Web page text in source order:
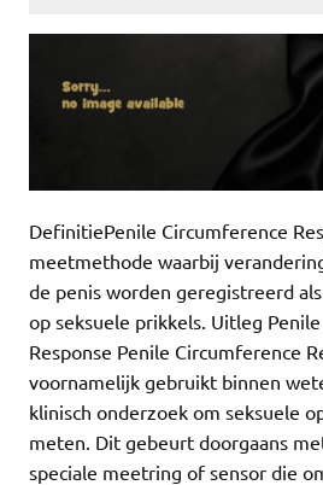
DefinitiePenile Circumference
meetmethode waarbij
de penis worden geregistreerd
op seksuele prikkels. Uitleg
Response Penile Circumference
voornamelijk gebruikt binnen
klinisch onderzoek om seksuele
meten. Dit gebeurt doorgaans
speciale meetring of sensor die